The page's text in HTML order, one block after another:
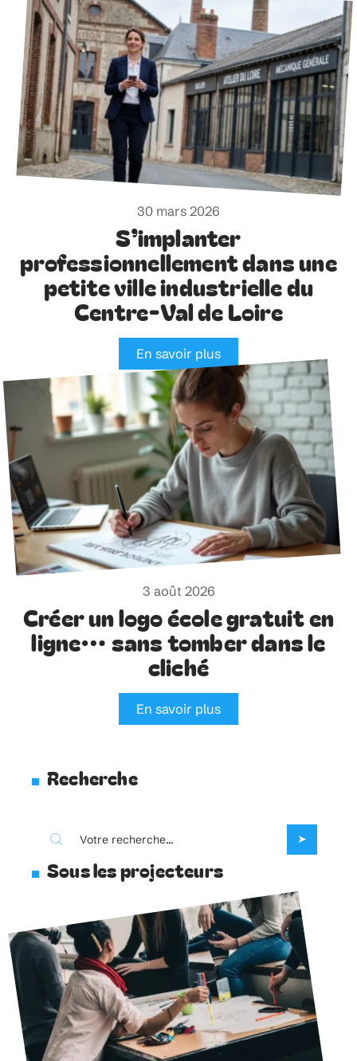
30 mars 2026
S’implanter
professionnellement dans une
petite ville industrielle du
Centre-Val de Loire
En savoir plus
3 août 2026
Créer un logo école gratuit en
ligne… sans tomber dans le
cliché
En savoir plus
Recherche
Sous les projecteurs